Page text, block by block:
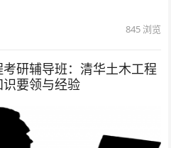
845浏览
研辅导班：清华土木工程
要领与经验